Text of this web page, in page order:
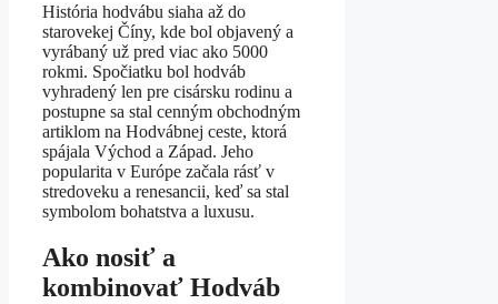
História hodvábu siaha až do
starovekej Číny, kde bol objavený a
vyrábaný už pred viac ako 5000
rokmi. Spočiatku bol hodváb
vyhradený len pre cisársku rodinu a
postupne sa stal cenným obchodným
artiklom na Hodvábnej ceste, ktorá
spájala Východ a Západ. Jeho
popularita v Európe začala rásť v
stredoveku a renesancii, keď sa stal
symbolom bohatstva a luxusu.
Ako nosiť a
kombinovať Hodváb